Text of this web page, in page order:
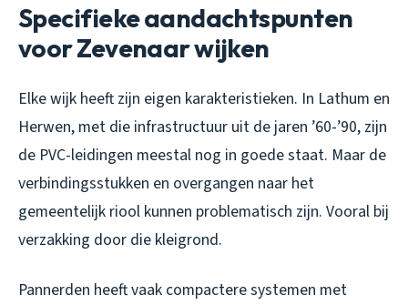
Specifieke aandachtspunten
voor Zevenaar wijken
Elke wijk heeft zijn eigen karakteristieken. In Lathum en
Herwen, met die infrastructuur uit de jaren ’60-’90, zijn
de PVC-leidingen meestal nog in goede staat. Maar de
verbindingsstukken en overgangen naar het
gemeentelijk riool kunnen problematisch zijn. Vooral bij
verzakking door die kleigrond.
Pannerden heeft vaak compactere systemen met